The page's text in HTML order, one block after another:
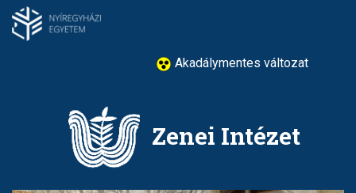
Ugrás
Akadálymentes változat
Zenei Intézet